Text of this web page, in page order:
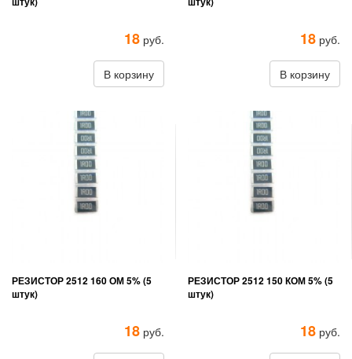
18 руб.
В корзину
18 руб.
В корзину
РЕЗИСТОР 2512 160 ОМ 5% (5
штук)
18 руб.
РЕЗИСТОР 2512 150 КОМ 5% (5
штук)
18 руб.